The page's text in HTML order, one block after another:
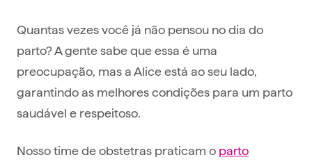
Quantas vezes você já não pensou no dia do
parto? A gente sabe que essa é uma
preocupação, mas a Alice está ao seu lado,
garantindo as melhores condições para um parto
saudável e respeitoso.
Nosso time de obstetras praticam o parto